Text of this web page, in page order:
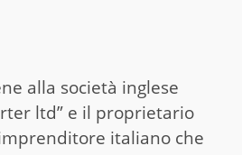
alla società inglese
ltd” e il proprietario
italiano che